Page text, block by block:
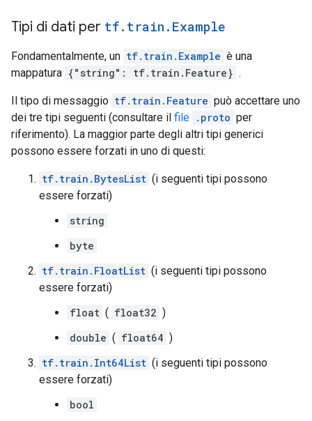
Tipi di dati per tf. train . Example
Fondamentalmente, un tf.train.Example è una
mappatura {"string": tf.train.Feature} .
Il tipo di messaggio tf.train.Feature può accettare uno
dei tre tipi seguenti (consultare il file .proto per
riferimento). La maggior parte degli altri tipi generici
possono essere forzati in uno di questi:
tf.train.BytesList (i seguenti tipi possono
essere forzati)
string
byte
tf.train.FloatList (i seguenti tipi possono
essere forzati)
float ( float32 )
double ( float64 )
tf.train.Int64List (i seguenti tipi possono
essere forzati)
bool